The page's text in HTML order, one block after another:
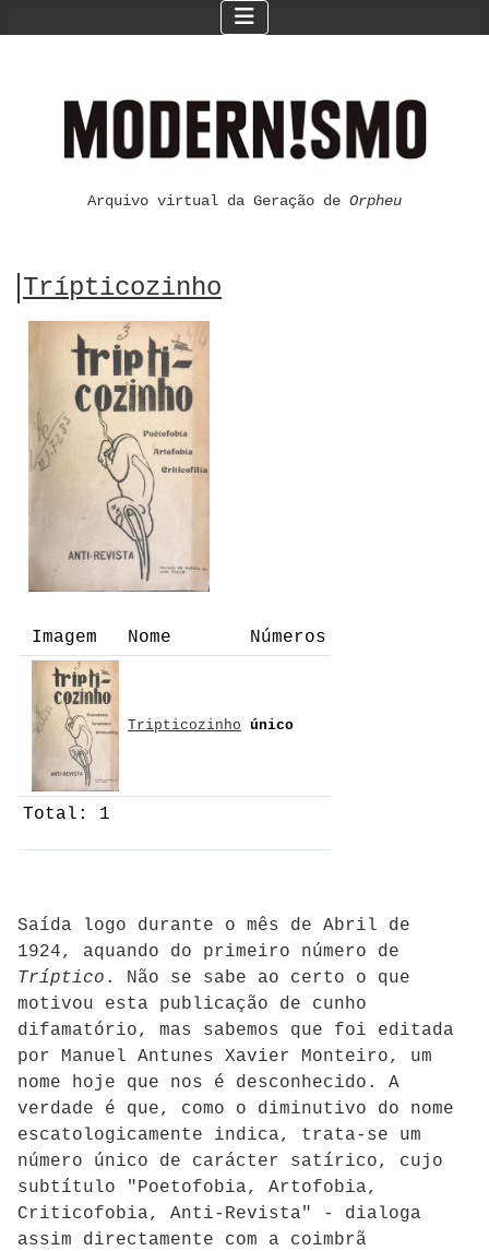
Arquivo virtual da Geração de Orpheu
Trípticozinho
Imagem Nome Números
Total: 1
Tripticozinho único
Saída logo durante o mês de Abril de
1924, aquando do primeiro número de
Tríptico . Não se sabe ao certo o que
motivou esta publicação de cunho
difamatório, mas sabemos que foi editada
por Manuel Antunes Xavier Monteiro, um
nome hoje que nos é desconhecido. A
verdade é que, como o diminutivo do nome
escatologicamente indica, trata-se um
número único de carácter satírico, cujo
subtítulo "Poetofobia, Artofobia,
Criticofobia, Anti-Revista" - dialoga
assim directamente com a coimbrã